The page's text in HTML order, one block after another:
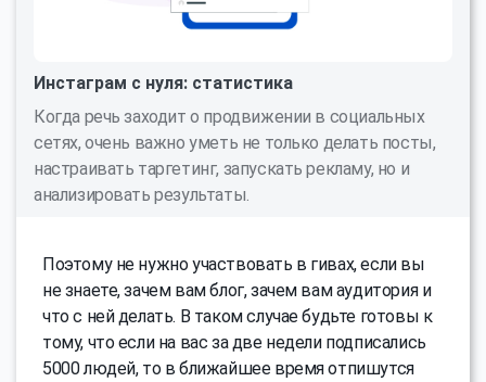
Инстаграм с нуля: статистика
Когда речь заходит о продвижении в социальных
сетях, очень важно уметь не только делать посты,
настраивать таргетинг, запускать рекламу, но и
анализировать результаты.
Поэтому не нужно участвовать в гивах, если вы
не знаете, зачем вам блог, зачем вам аудитория и
что с ней делать. В таком случае будьте готовы к
тому, что если на вас за две недели подписались
5000 людей, то в ближайшее время отпишутся